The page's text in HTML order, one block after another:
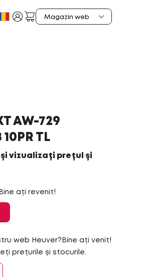
AW-729
TL
vizualizați prețul și
ați revenit!
web Heuver?Bine ați venit!
prețurile și stocurile.